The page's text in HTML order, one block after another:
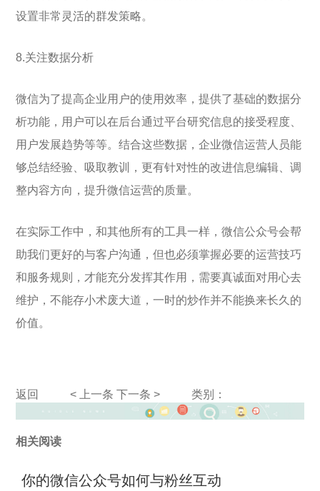
设置非常灵活的群发策略。
8.关注数据分析
微信为了提高企业用户的使用效率，提供了基础的数据分
析功能，用户可以在后台通过平台研究信息的接受程度、
用户发展趋势等等。结合这些数据，企业微信运营人员能
够总结经验、吸取教训，更有针对性的改进信息编辑、调
整内容方向，提升微信运营的质量。
在实际工作中，和其他所有的工具一样，微信公众号会帮
助我们更好的与客户沟通，但也必须掌握必要的运营技巧
和服务规则，才能充分发挥其作用，需要真诚面对用心去
维护，不能存小术废大道，一时的炒作并不能换来长久的
价值。
返回 < 上一条 下一条 > 类别：
相关阅读
你的微信公众号如何与粉丝互动